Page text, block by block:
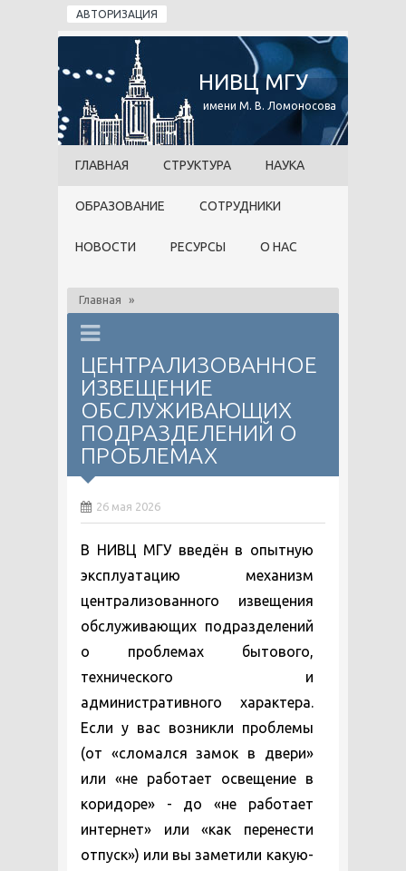
Перейти к основному содержанию
АВТОРИЗАЦИЯ
НИВЦ МГУ
имени М. В. Ломоносова
ГЛАВНАЯ СТРУКТУРА НАУКА
ОБРАЗОВАНИЕ СОТРУДНИКИ
НОВОСТИ РЕСУРСЫ О НАС
Главная »
ЦЕНТРАЛИЗОВАННОЕ
ИЗВЕЩЕНИЕ
ОБСЛУЖИВАЮЩИХ
ПОДРАЗДЕЛЕНИЙ О
ПРОБЛЕМАХ
26 мая 2026
В НИВЦ МГУ введён в опытную
эксплуатацию механизм
централизованного извещения
обслуживающих подразделений
о проблемах бытового,
технического и
административного характера.
Если у вас возникли проблемы
(от «сломался замок в двери»
или «не работает освещение в
коридоре» - до «не работает
интернет» или «как перенести
отпуск») или вы заметили какую-